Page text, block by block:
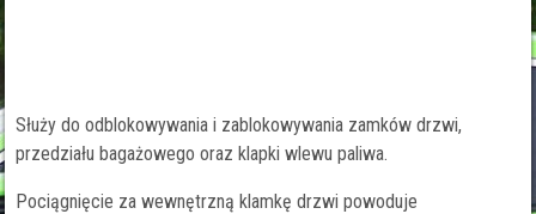
Służy do odblokowywania i zablokowywania zamków drzwi,
przedziału bagażowego oraz klapki wlewu paliwa.
Pociągnięcie za wewnętrzną klamkę drzwi powoduje